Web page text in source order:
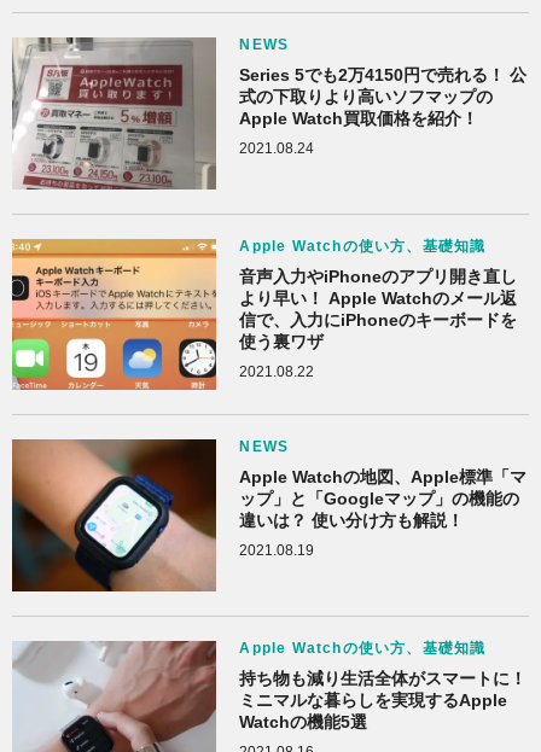
NEWS
Series 5でも2万4150円で売れる！ 公
式の下取りより高いソフマップの
Apple Watch買取価格を紹介！
2021.08.24
Apple Watchの使い方、基礎知識
音声入力やiPhoneのアプリ開き直し
より早い！ Apple Watchのメール返
信で、入力にiPhoneのキーボードを
使う裏ワザ
2021.08.22
NEWS
Apple Watchの地図、Apple標準「マ
ップ」と「Googleマップ」の機能の
違いは？ 使い分け方も解説！
2021.08.19
Apple Watchの使い方、基礎知識
持ち物も減り生活全体がスマートに！
ミニマルな暮らしを実現するApple
Watchの機能5選